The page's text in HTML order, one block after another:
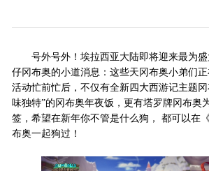
号外号外！埃拉西亚大陆即将迎来最为盛
仔冈布奥的小道消息：这些天冈布奥小弟们
活动忙前忙后，不仅有全新四大西游记主题
味独特”的冈布奥年夜饭，更有塔罗牌冈布奥
签，希望在新年你不管是什么狗， 都可以在
布奥一起狗过！